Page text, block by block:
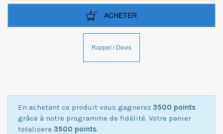
ACHETER
En achetant ce produit vous gagnerez 3500 points
grâce à notre programme de fidélité. Votre panier
totalisera 3500 points.